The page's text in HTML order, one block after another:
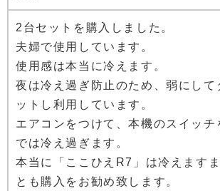
2台セットを購入しました。
夫婦で使用しています。
使用感は本当に冷えます。
夜は冷え過ぎ防止のため、弱にして
ットし利用しています。
エアコンをつけて、本機のスイッチ
では冷え過ぎます。
本当に「ここひえR7」は冷えます
とも購入をお勧め致します。